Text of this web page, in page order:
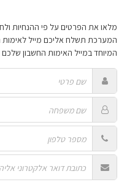
מלאו את הפרטים על פי ההנחיות
המערכת תשלח אליכם מייל
המיוחד במייל האימות החשבון שלכם